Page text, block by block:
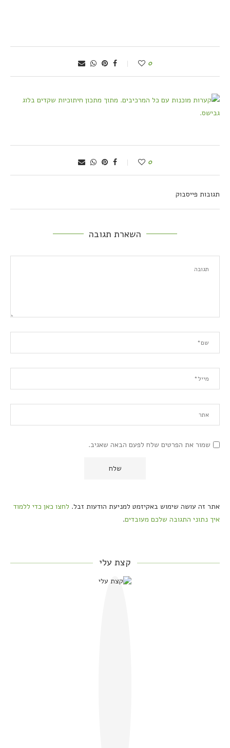
0
0
תגובות פייסבוק
השארת תגובה
שמור את הפרטים שלח לפעם הבאה שאגיב.
אתר זה עושה שימוש באקיזמט למניעת הודעות זבל. לחצו כאן כדי ללמוד
איך נתוני התגובה שלכם מעובדים.
קצת עלי